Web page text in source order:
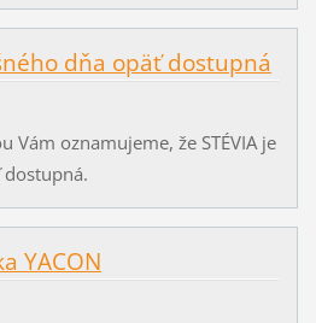
dňa opäť dostupná
Vám oznamujeme, že STÉVIA je
YACON